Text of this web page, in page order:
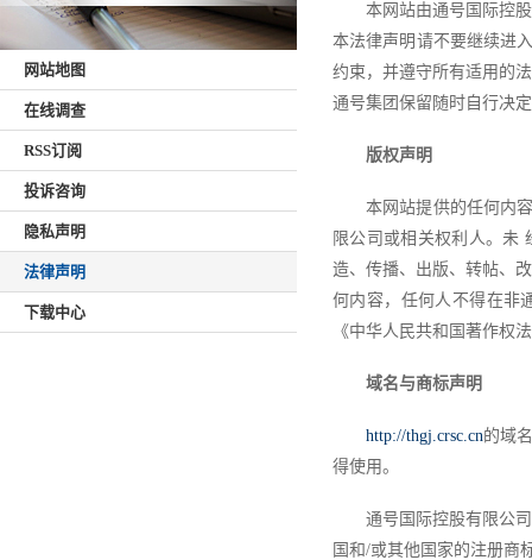
网站地图
在线调查
RSS订阅
投诉咨询
隐私声明
法律声明
下载中心
本网站由通号国际控
本法律声明请不要继续进
约束，并遵守所有适用的
通号集团保留随时自行决
版权声明
本网站提供的任何内
限公司或相关权利人。未
造、传播、出版、转帖、
何内容，任何人不得在非
《中华人民共和国著作权
域名与商标声明
http://thgj.crsc.cn的域
得使用。
通号国际控股有限公
国和/或其他国家的注册商